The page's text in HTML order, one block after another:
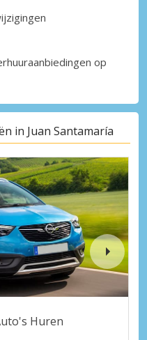
op
in Juan Santamaría
Huren